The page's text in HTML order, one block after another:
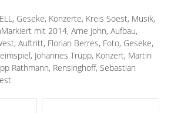
, Geseke, Konzerte, Kreis Soest, Musik,
Markiert mit 2014, Arne John, Aufbau,
, Auftritt, Florian Berres, Foto, Geseke,
, Johannes Trupp, Konzert, Martin
Rathmann, Rensinghoff, Sebastian